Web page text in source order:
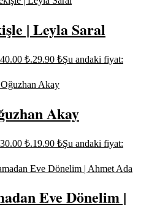
| Leyla Saral
₺.29.90 ₺Şu andaki fiyat:
Akay
₺.19.90 ₺Şu andaki fiyat:
Eve Dönelim |